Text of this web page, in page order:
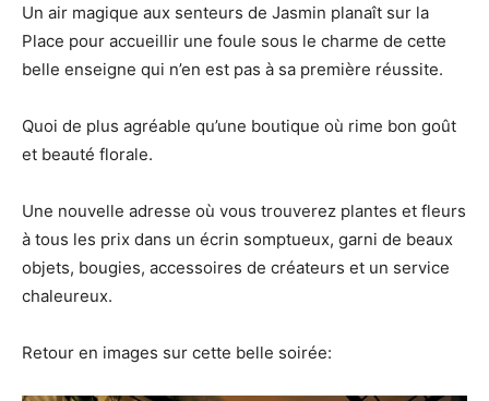
Un air magique aux senteurs de Jasmin planaît sur la
Place pour accueillir une foule sous le charme de cette
belle enseigne qui n’en est pas à sa première réussite.
Quoi de plus agréable qu’une boutique où rime bon goût
et beauté florale.
Une nouvelle adresse où vous trouverez plantes et fleurs
à tous les prix dans un écrin somptueux, garni de beaux
objets, bougies, accessoires de créateurs et un service
chaleureux.
Retour en images sur cette belle soirée: